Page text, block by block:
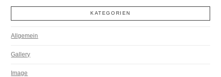
KATEGORIEN
Allgemein
Gallery
Image